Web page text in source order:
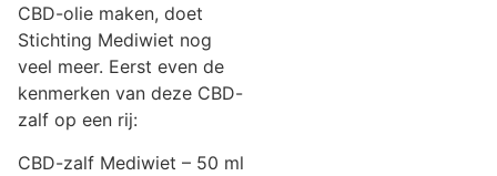
CBD-olie maken, doet
Stichting Mediwiet nog
veel meer. Eerst even de
kenmerken van deze CBD-
zalf op een rij:
CBD-zalf Mediwiet – 50 ml